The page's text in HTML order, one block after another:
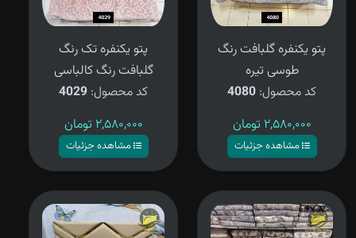
پتو یکنفره گلبافت رنگ
طوسی تیره
کد محصول: 4080
۲,۵۸۰,۰۰۰ تومان
مشاهده جزئیات
پتو یکنفره تک رنگ
گلبافت رنگ کالباسی
کد محصول: 4029
۲,۵۸۰,۰۰۰ تومان
مشاهده جزئیات